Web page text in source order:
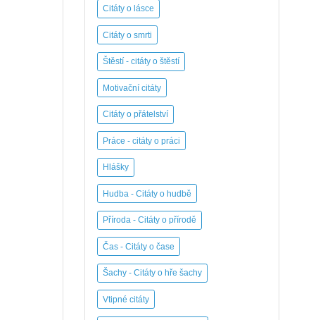
Citáty o lásce
Citáty o smrti
Štěstí - citáty o štěstí
Motivační citáty
Citáty o přátelství
Práce - citáty o práci
Hlášky
Hudba - Citáty o hudbě
Příroda - Citáty o přírodě
Čas - Citáty o čase
Šachy - Citáty o hře šachy
Vtipné citáty